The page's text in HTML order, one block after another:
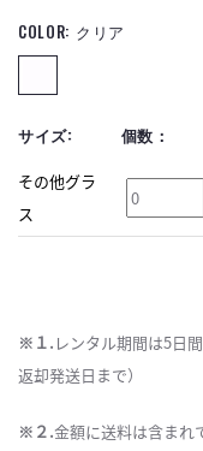
COLOR: クリア
サイズ: 個数：
その他グラ
ス
※１. レンタル期間は5日
返却発送日まで）
※２.金額に送料は含まれ